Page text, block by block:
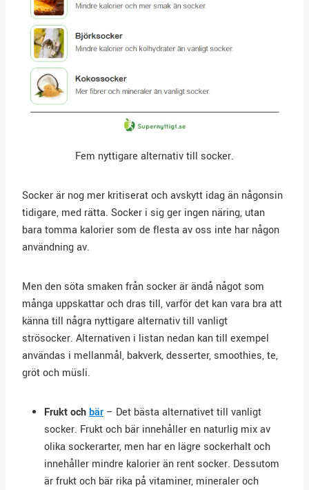
Fem nyttigare alternativ till socker.
Socker är nog mer kritiserat och avskytt idag än någonsin
tidigare, med rätta. Socker i sig ger ingen näring, utan
bara tomma kalorier som de flesta av oss inte har någon
användning av.
Men den söta smaken från socker är ändå något som
många uppskattar och dras till, varför det kan vara bra att
känna till några nyttigare alternativ till vanligt
strösocker. Alternativen i listan nedan kan till exempel
användas i mellanmål, bakverk, desserter, smoothies, te,
gröt och müsli.
Frukt ochbär – Det bästa alternativet till vanligt
socker. Frukt och bär innehåller en naturlig mix av
olika sockerarter, men har en lägre sockerhalt och
innehåller mindre kalorier än rent socker. Dessutom
är frukt och bär rika på vitaminer, mineraler och